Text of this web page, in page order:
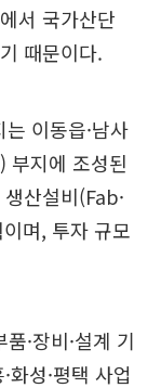
서 국가산단
때문이다.
이동읍·남사
부지에 조성된
산설비(Fab·
며, 투자 규모
·장비·설계 기
성·평택 사업